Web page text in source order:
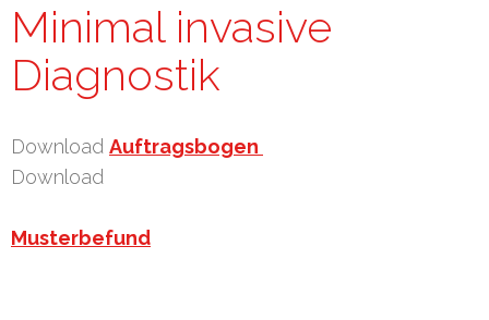
Minimal invasive
Diagnostik
Download Auftragsbogen
Download
Musterbefund